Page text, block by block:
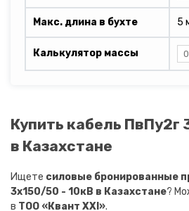
Макс. длина в бухте 5
Калькулятор массы
Купить кабель ПвПу2г
в Казахстане
Ищете силовые бронированные
3х150/50 - 10кВ в Казахстане?
в ТОО «Квант XXI».